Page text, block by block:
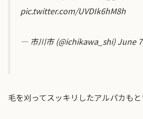
pic.twitter.com/UVDIk6hM8h
— 市川市 (@ichikawa_shi)June
毛を刈ってスッキリしたアルパカも